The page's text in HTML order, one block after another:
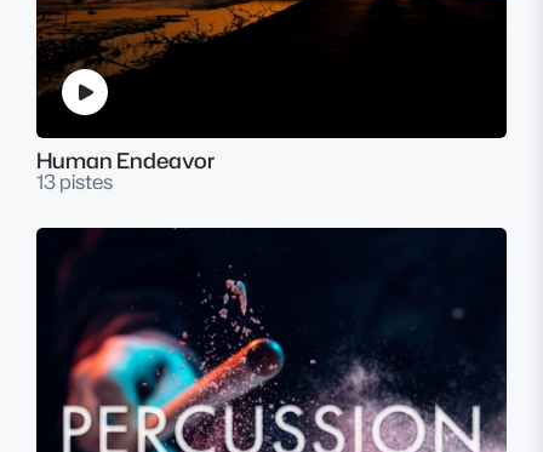
Human Endeavor
13 pistes